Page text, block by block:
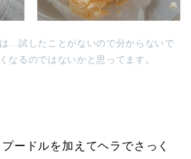
…試したことがないので分からないで
なるのではないかと思ってます。
ードルを加えてヘラでさっく